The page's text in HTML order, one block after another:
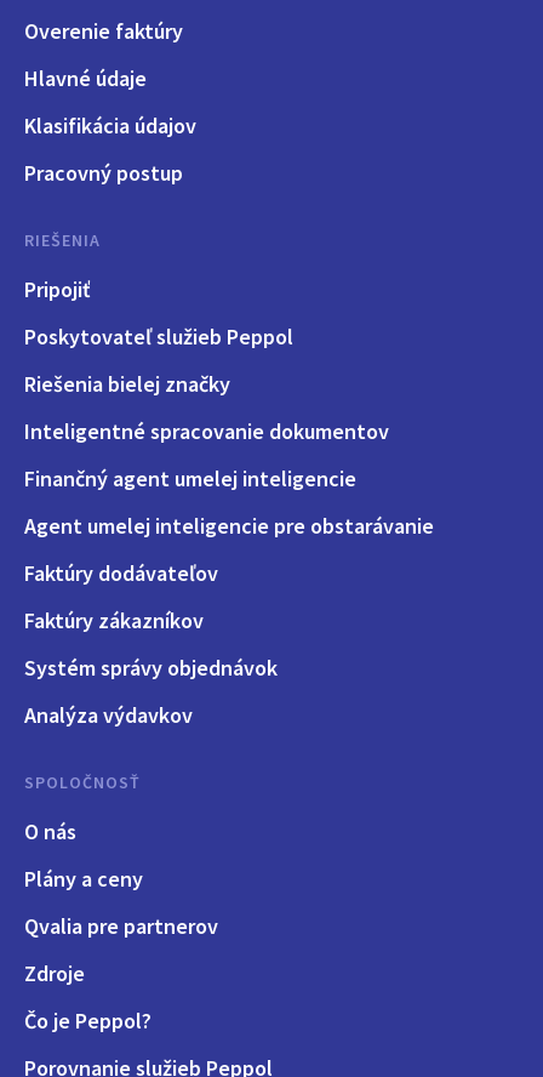
Overenie faktúry
Hlavné údaje
Klasifikácia údajov
Pracovný postup
RIEŠENIA
Pripojiť
Poskytovateľ služieb Peppol
Riešenia bielej značky
Inteligentné spracovanie dokumentov
Finančný agent umelej inteligencie
Agent umelej inteligencie pre obstarávanie
Faktúry dodávateľov
Faktúry zákazníkov
Systém správy objednávok
Analýza výdavkov
SPOLOČNOSŤ
O nás
Plány a ceny
Qvalia pre partnerov
Zdroje
Čo je Peppol?
Porovnanie služieb Peppol